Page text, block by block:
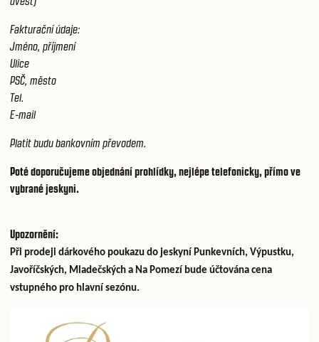
Fakturační údaje:
Jméno, příjmení
Ulice
PSČ, město
Tel.
E-mail
Platit budu bankovním převodem.
Poté doporučujeme objednání prohlídky, nejlépe telefonicky, přímo ve
vybrané jeskyni.
Upozornění:
Při prodeji dárkového poukazu do jeskyní Punkevních, Výpustku,
Javoříčských, Mladečských a Na Pomezí bude účtována cena
vstupného pro hlavní sezónu.